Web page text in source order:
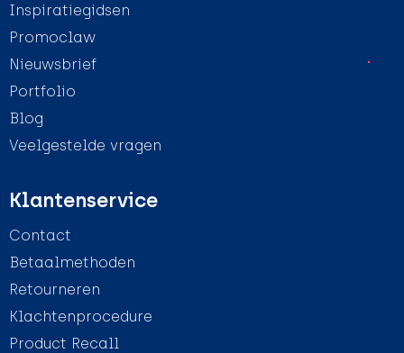
Inspiratiegidsen
Promoclaw
Nieuwsbrief
Portfolio
Blog
Veelgestelde vragen
Klantenservice
Contact
Betaalmethoden
Retourneren
Klachtenprocedure
Product Recall